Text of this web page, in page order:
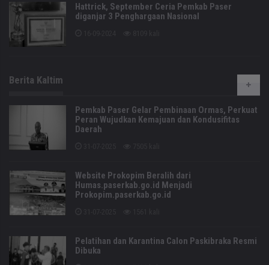
Hattrick, September Ceria Pemkab Paser
diganjar 3 Penghargaan Nasional
Berita Kaltim
Pemkab Paser Gelar Pembinaan Ormas, Perkuat
Peran Wujudkan Kemajuan dan Kondusifitas
Daerah
Website Prokopim Beralih dari
Humas.paserkab.go.id Menjadi
Prokopim.paserkab.go.id
Pelatihan dan Karantina Calon Paskibraka Resmi
Dibuka